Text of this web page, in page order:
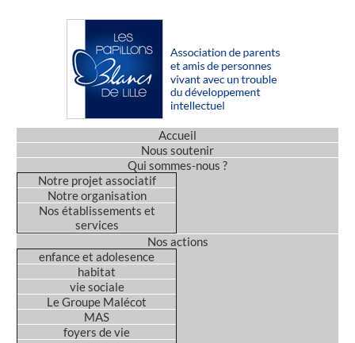
Accueil
Nous soutenir
Qui sommes-nous ?
Notre projet associatif
Notre organisation
Nos établissements et
services
Nos actions
enfance et adolesence
habitat
vie sociale
Le Groupe Malécot
MAS
foyers de vie